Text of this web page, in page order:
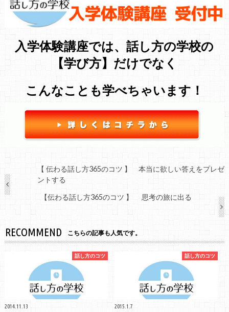
入学体験講座では、話し方の学校の
【学び方】だけでなく
こんなことも学べちゃいます！
【 伝わる話し方365のコツ 】 本当に欲しい答えをプレゼ
ントする
【伝わる話し方365のコツ 】 思考の旅に出る
RECOMMEND こちらの記事も人気です。
話し方のコツ
2014.11.13
話し方のコツ
2015.1.7